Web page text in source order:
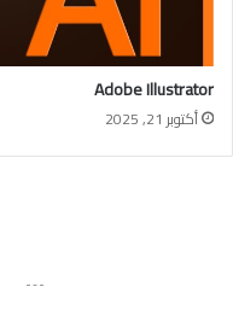
Adobe Illustrator
أكتوبر 21, 2025